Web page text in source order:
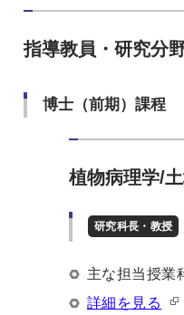
指導教員・研究分
博士（前期）課程
植物病理学/
研究科長・教授
主な担当授業
詳細を見る